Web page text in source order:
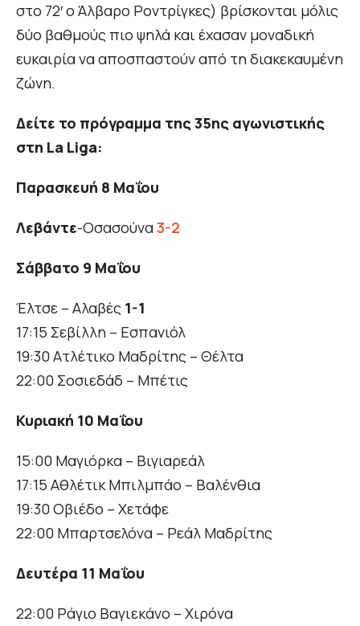
στο 72′ ο Άλβαρο Ροντρίγκες) βρίσκονται μόλις
δύο βαθμούς πιο ψηλά και έχασαν μοναδική
ευκαιρία να αποσπαστούν από τη διακεκαυμένη
ζώνη.
Δείτε το πρόγραμμα της 35ης αγωνιστικής
στη La Liga:
Παρασκευή 8 Μαΐου
Λεβάντε-Οσασούνα3-2
Σάββατο 9 Μαΐου
Έλτσε – Αλαβές 1-1
17:15 Σεβίλλη – Εσπανιόλ
19:30 Ατλέτικο Μαδρίτης – Θέλτα
22:00 Σοσιεδάδ – Μπέτις
Κυριακή 10 Μαΐου
15:00 Μαγιόρκα – Βιγιαρεάλ
17:15 Αθλέτικ Μπιλμπάο – Βαλένθια
19:30 Οβιέδο – Χετάφε
22:00 Μπαρτσελόνα – Ρεάλ Μαδρίτης
Δευτέρα 11 Μαΐου
22:00 Ράγιο Βαγιεκάνο – Χιρόνα